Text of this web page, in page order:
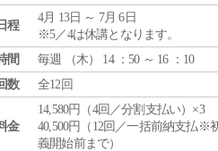
程
4月 13日 ～ 7月 6日
※5／4は休講となります。
間
毎週 （木） 14 ：50 ～ 16 ：10
数
全12回
金
14,580円（4回／分割支払い）×3
40,500円（12回／一括前納支払※
義開始前まで）